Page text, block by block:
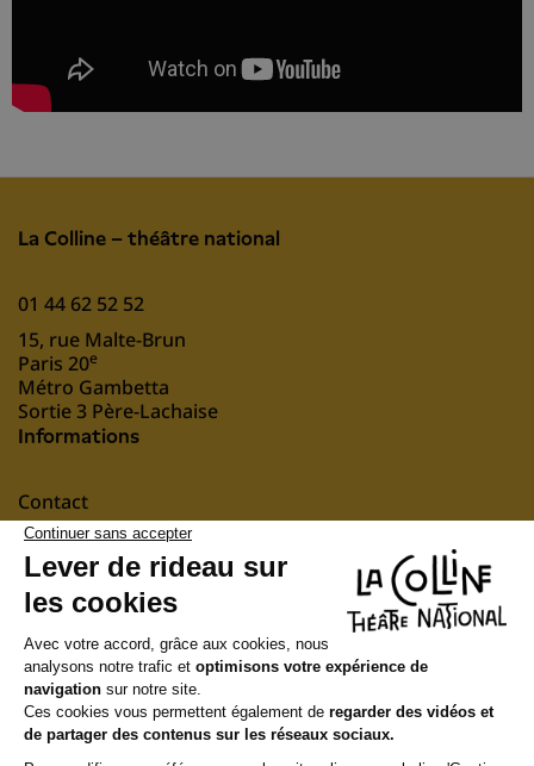
La Colline – théâtre national
01 44 62 52 52
15, rue Malte-Brun
Paris 20e
Métro Gambetta
Sortie 3 Père-Lachaise
Informations
Contact
Mentions légales
nous soutenir
Suivez-nous
Newsletter